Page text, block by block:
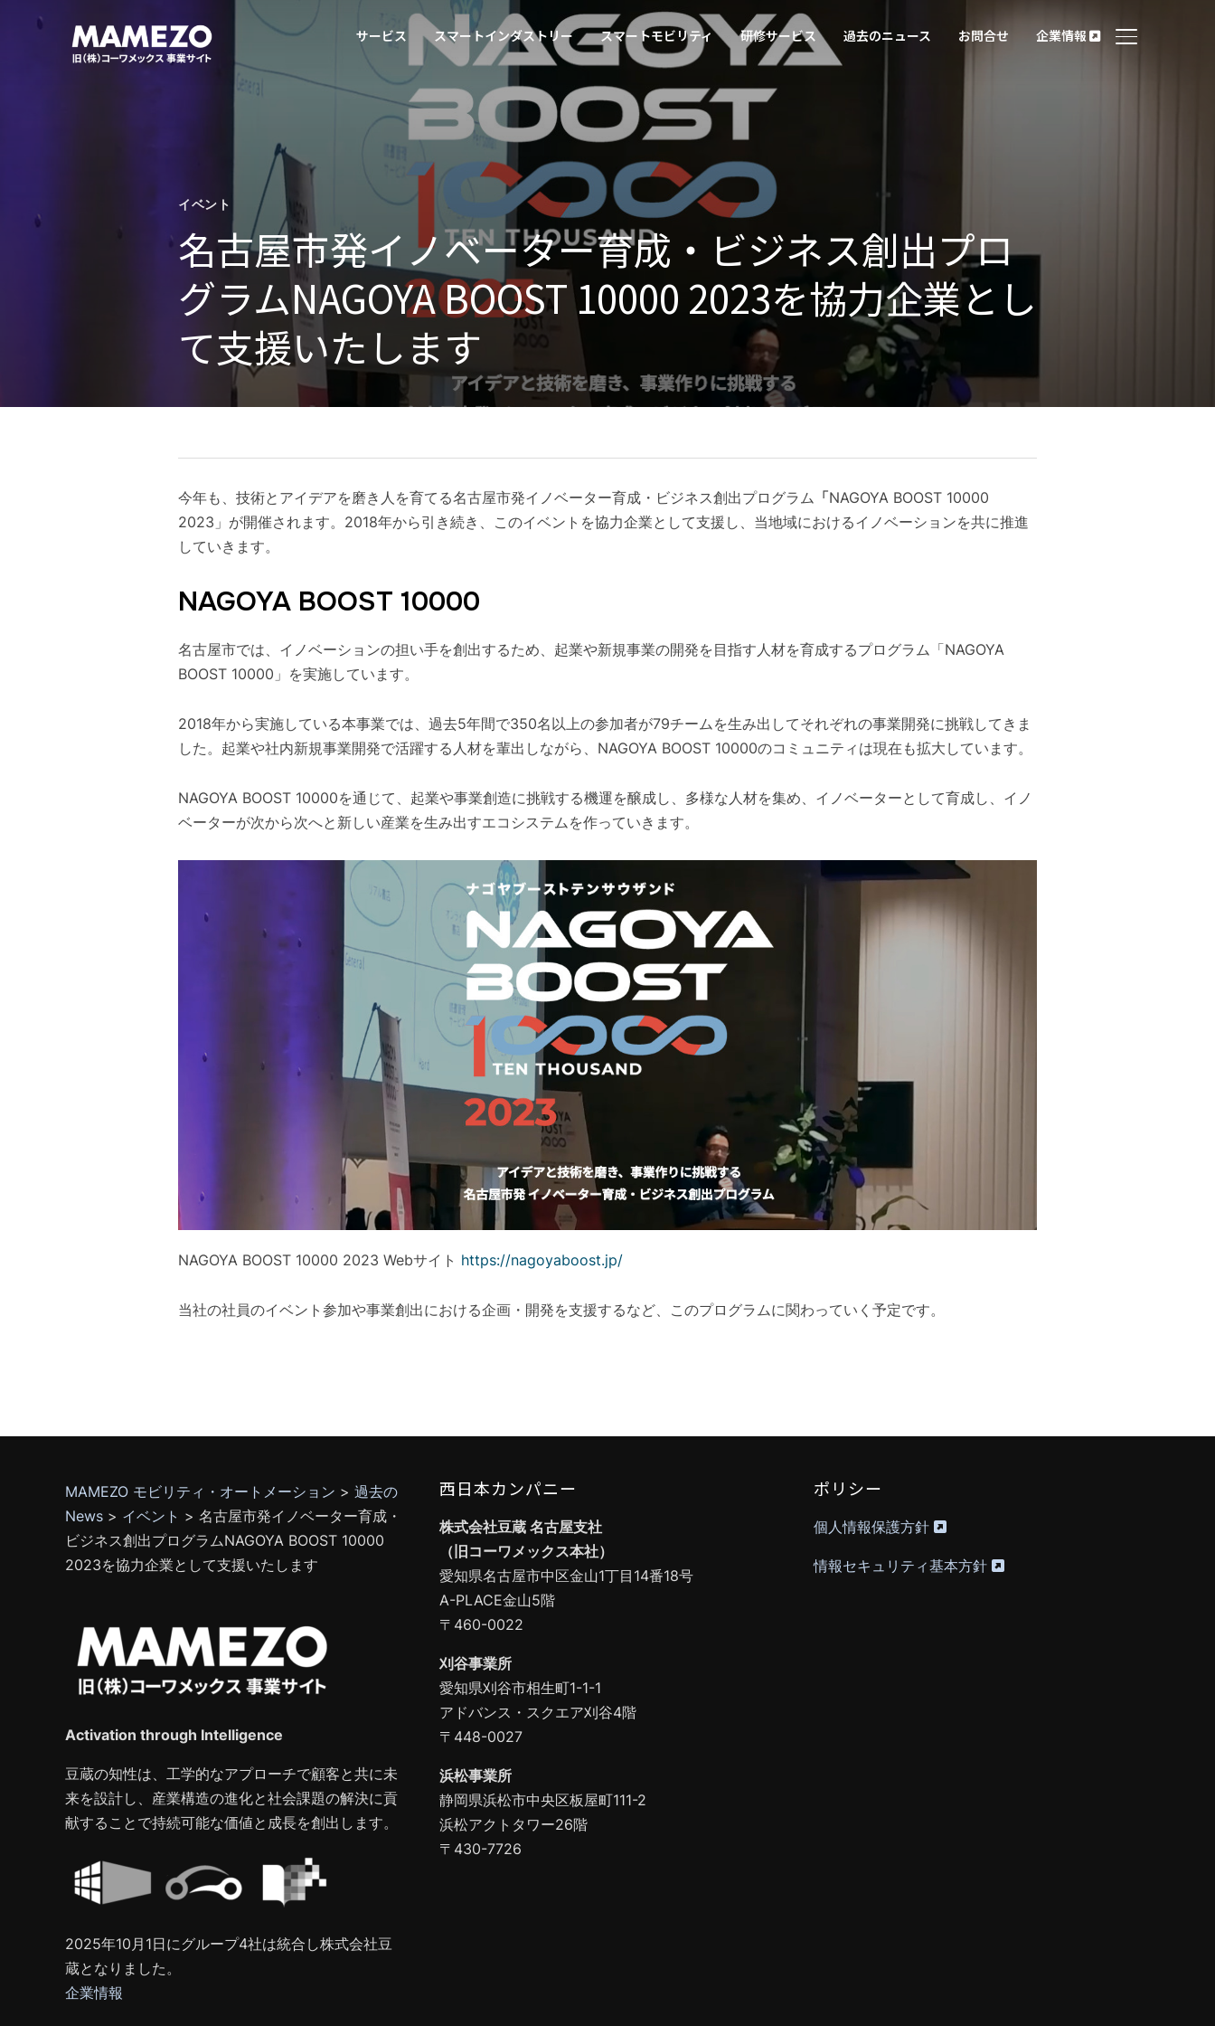
サイドバーと
サービス スマートインダストリー スマートモビリティ 研修サービス 過去のニュース お問合せ 企業情報
イベント
名古屋市発イノベーター育成・ビジネス創出プロ
グラムNAGOYA BOOST 10000 2023を協力企業とし
て支援いたします
今年も、技術とアイデアを磨き人を育てる名古屋市発イノベーター育成・ビジネス創出プログラム 「NAGOYA BOOST 10000
2023」が開催されます。2018年から引き続き、このイベントを協力企業として支援し、当地域におけるイノベーションを共に推進
していきます。
NAGOYA BOOST 10000
名古屋市では、イノベーションの担い手を創出するため、起業や新規事業の開発を目指す人材を育成するプログラム「NAGOYA
BOOST 10000」を実施しています。
2018年から実施している本事業では、過去5年間で350名以上の参加者が79チームを生み出してそれぞれの事業開発に挑戦してきま
した。起業や社内新規事業開発で活躍する人材を輩出しながら、NAGOYA BOOST 10000のコミュニティは現在も拡大しています。
NAGOYA BOOST 10000を通じて、起業や事業創造に挑戦する機運を醸成し、多様な人材を集め、イノベーターとして育成し、イノ
ベーターが次から次へと新しい産業を生み出すエコシステムを作っていきます。
NAGOYA BOOST 10000 2023 Webサイト https://nagoyaboost.jp/
当社の社員のイベント参加や事業創出における企画・開発を支援するなど、このプログラムに関わっていく予定です。
MAMEZO モビリティ・オートメーション > 過去の
News > イベント > 名古屋市発イノベーター育成・
ビジネス創出プログラムNAGOYA BOOST 10000
2023を協力企業として支援いたします
Activation through Intelligence
豆蔵の知性は、工学的なアプローチで顧客と共に未
来を設計し、産業構造の進化と社会課題の解決に貢
献することで持続可能な価値と成長を創出します。
2025年10月1日にグループ4社は統合し株式会社豆
蔵となりました。
企業情報
西日本カンパニー
株式会社豆蔵 名古屋支社
（旧コーワメックス本社）
愛知県名古屋市中区金山1丁目14番18号
A-PLACE金山5階
〒460-0022
刈谷事業所
愛知県刈谷市相生町1-1-1
アドバンス・スクエア刈谷4階
〒448-0027
浜松事業所
静岡県浜松市中央区板屋町111-2
浜松アクトタワー26階
〒430-7726
ポリシー
個人情報保護方針
情報セキュリティ基本方針